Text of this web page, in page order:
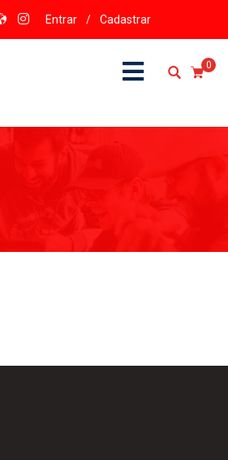
Entrar / Cadastrar
0